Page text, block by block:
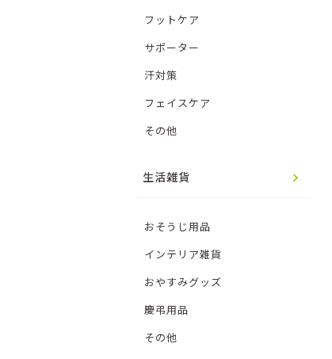
フットケア
サポーター
汗対策
フェイスケア
その他
生活雑貨
おそうじ用品
インテリア雑貨
おやすみグッズ
慶弔用品
その他